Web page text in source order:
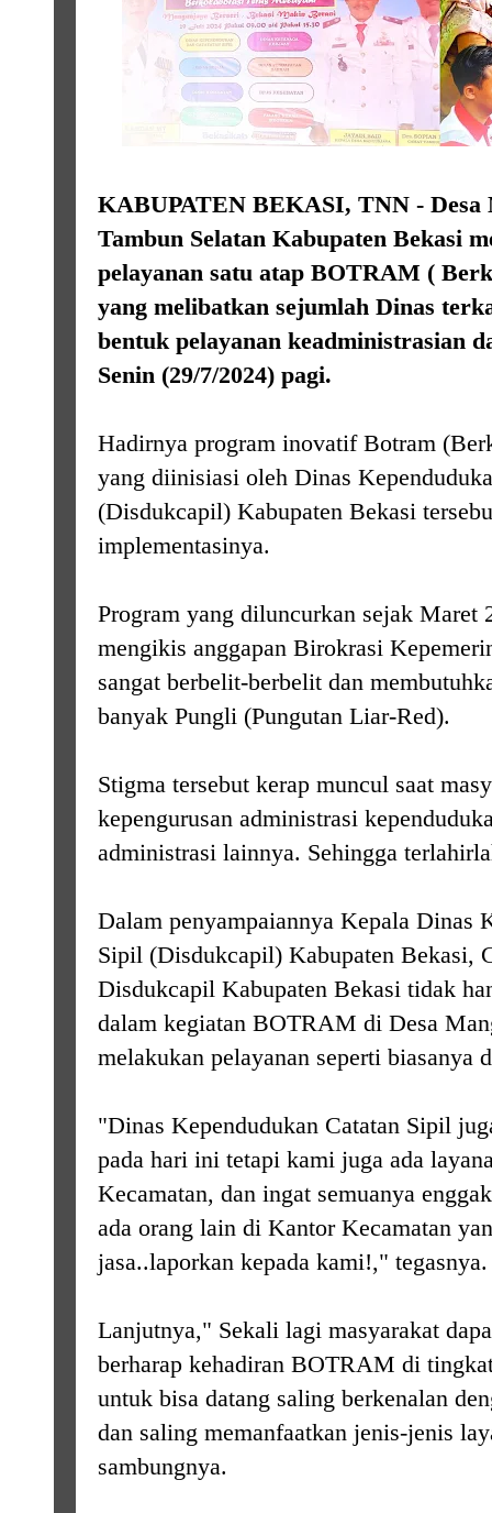
KABUPATEN BEKASI, TNN - Desa
Tambun Selatan Kabupaten Bekasi
pelayanan satu atap BOTRAM (
yang melibatkan sejumlah Dinas
bentuk pelayanan keadministrasian
Senin (29/7/2024) pagi.
Hadirnya program inovatif Botram
yang diinisiasi oleh Dinas
(Disdukcapil) Kabupaten Bekasi
implementasinya.
Program yang diluncurkan sejak Maret
mengikis anggapan Birokrasi
sangat berbelit-berbelit dan
banyak Pungli (Pungutan Liar-Red).
Stigma tersebut kerap muncul saat
kepengurusan administrasi
administrasi lainnya. Sehingga
Dalam penyampaiannya Kepala Dinas
Sipil (Disdukcapil) Kabupaten Bekasi,
Disdukcapil Kabupaten Bekasi tidak
dalam kegiatan BOTRAM di Desa
melakukan pelayanan seperti biasanya
"Dinas Kependudukan Catatan Sipil
pada hari ini tetapi kami juga ada
Kecamatan, dan ingat semuanya
ada orang lain di Kantor Kecamatan
jasa..laporkan kepada kami!," tegasnya.
Lanjutnya," Sekali lagi masyarakat
berharap kehadiran BOTRAM di
untuk bisa datang saling berkenalan
dan saling memanfaatkan jenis-jenis
sambungnya.